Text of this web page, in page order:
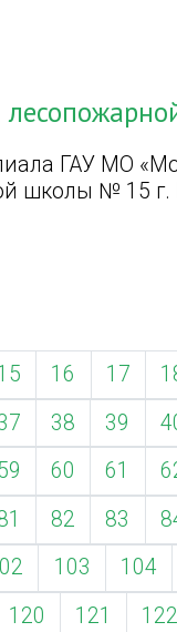
ГАУ МО
школы № 15 г.
16 17
38 39
60 61
82 83
103 104
120 121 122